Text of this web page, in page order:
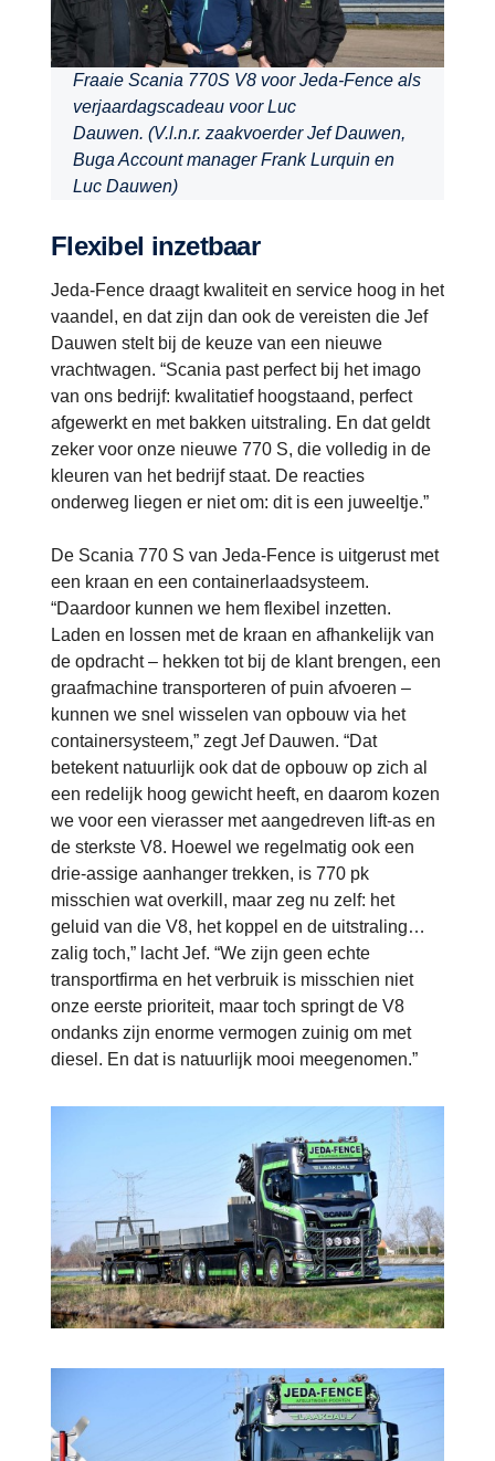
Fraaie Scania 770S V8 voor Jeda-Fence als
verjaardagscadeau voor Luc
Dauwen. (V.l.n.r. zaakvoerder Jef Dauwen,
Buga Account manager Frank Lurquin en
Luc Dauwen)
Flexibel inzetbaar
Jeda-Fence draagt kwaliteit en service hoog in het
vaandel, en dat zijn dan ook de vereisten die Jef
Dauwen stelt bij de keuze van een nieuwe
vrachtwagen. “Scania past perfect bij het imago
van ons bedrijf: kwalitatief hoogstaand, perfect
afgewerkt en met bakken uitstraling. En dat geldt
zeker voor onze nieuwe 770 S, die volledig in de
kleuren van het bedrijf staat. De reacties
onderweg liegen er niet om: dit is een juweeltje.”
De Scania 770 S van Jeda-Fence is uitgerust met
een kraan en een containerlaadsysteem.
“Daardoor kunnen we hem flexibel inzetten.
Laden en lossen met de kraan en afhankelijk van
de opdracht – hekken tot bij de klant brengen, een
graafmachine transporteren of puin afvoeren –
kunnen we snel wisselen van opbouw via het
containersysteem,” zegt Jef Dauwen. “Dat
betekent natuurlijk ook dat de opbouw op zich al
een redelijk hoog gewicht heeft, en daarom kozen
we voor een vierasser met aangedreven lift-as en
de sterkste V8. Hoewel we regelmatig ook een
drie-assige aanhanger trekken, is 770 pk
misschien wat overkill, maar zeg nu zelf: het
geluid van die V8, het koppel en de uitstraling…
zalig toch,” lacht Jef. “We zijn geen echte
transportfirma en het verbruik is misschien niet
onze eerste prioriteit, maar toch springt de V8
ondanks zijn enorme vermogen zuinig om met
diesel. En dat is natuurlijk mooi meegenomen.”